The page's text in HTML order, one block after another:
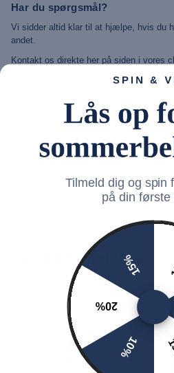
Har du spørgsmål?
Vi sidder altid klar til at hjælpe, hvis du
andet.
Kontakt os direkte her på siden i vores
Du kan også altid sende os en mail på:
Kunne du lide denne?
Spotlight: Trending
Tilmeld dig og spin
på din første
10%
20%
15%